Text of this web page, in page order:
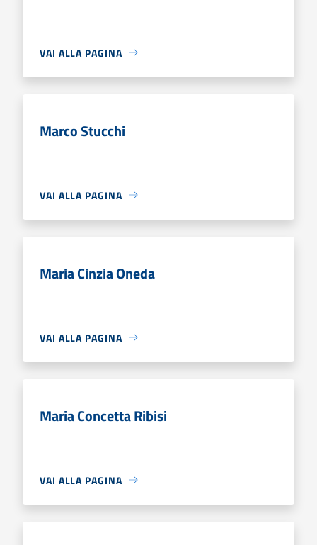
VAI ALLA PAGINA
Marco Stucchi
VAI ALLA PAGINA
Maria Cinzia Oneda
VAI ALLA PAGINA
Maria Concetta Ribisi
VAI ALLA PAGINA